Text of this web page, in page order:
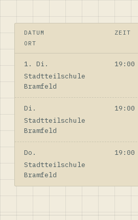
DATUM
ZEIT
ORT
1. Di.
19:00
Stadtteilschule
Bramfeld
Di.
19:00
Stadtteilschule
Bramfeld
Do.
19:00
Stadtteilschule
Bramfeld